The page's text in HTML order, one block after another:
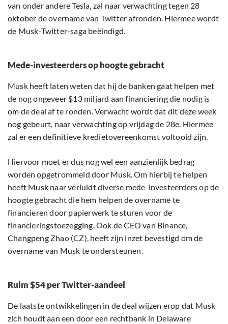
van onder andere Tesla, zal naar verwachting tegen 28
oktober de overname van Twitter afronden. Hiermee wordt
de Musk-Twitter-saga beëindigd.
Mede-investeerders op hoogte gebracht
Musk heeft laten weten dat hij de banken gaat helpen met
de nog ongeveer $13 miljard aan financiering die nodig is
om de deal af te ronden. Verwacht wordt dat dit deze week
nog gebeurt, naar verwachting op vrijdag de 28e. Hiermee
zal er een definitieve kredietovereenkomst voltooid zijn.
Hiervoor moet er dus nog wel een aanzienlijk bedrag
worden opgetrommeld door Musk. Om hierbij te helpen
heeft Musk naar verluidt diverse mede-investeerders op de
hoogte gebracht die hem helpen de overname te
financieren door papierwerk te sturen voor de
financieringstoezegging. Ook de CEO van Binance,
Changpeng Zhao (CZ), heeft zijn inzet bevestigd om de
overname van Musk te ondersteunen.
Ruim $54 per Twitter-aandeel
De laatste ontwikkelingen in de deal wijzen erop dat Musk
zich houdt aan een door een rechtbank in Delaware